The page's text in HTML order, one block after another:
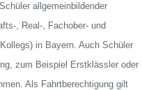
allgemeinbildender
, Real-, Fachober- und
in Bayern. Auch Schüler
zum Beispiel Erstklässler oder
Als Fahrtberechtigung gilt